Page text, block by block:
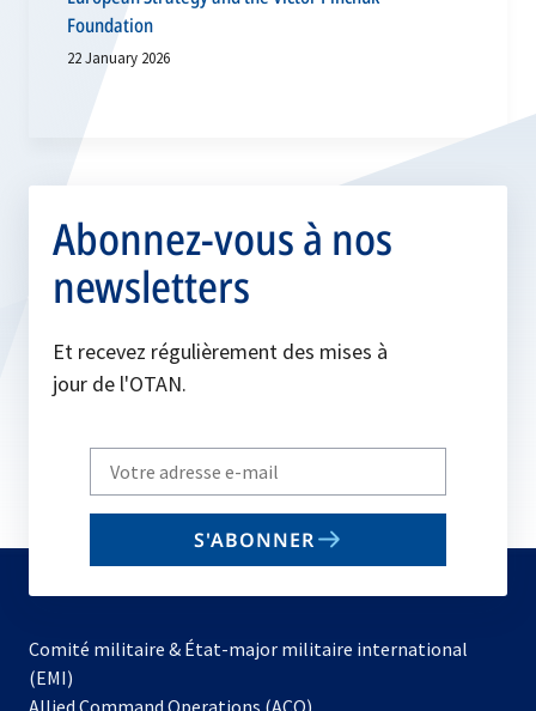
Foundation
22 January 2026
Abonnez-vous à nos
newsletters
Et recevez régulièrement des mises à
jour de l'OTAN.
Write
your
email
S'ABONNER
Comité militaire & État-major militaire international
(EMI)
Allied Command Operations (ACO)